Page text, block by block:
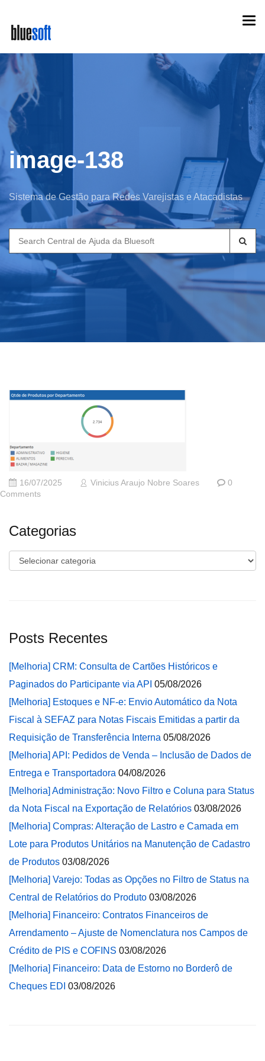
main
content
image-138
Sistema de Gestão para Redes Varejistas e Atacadistas
Search
for:
16/07/2025 Vinicius Araujo Nobre Soares
0
Comments
Categorias
Categorias
Posts Recentes
[Melhoria] CRM: Consulta de Cartões Históricos e
Paginados do Participante via API 05/08/2026
[Melhoria] Estoques e NF-e: Envio Automático da Nota
Fiscal à SEFAZ para Notas Fiscais Emitidas a partir da
Requisição de Transferência Interna 05/08/2026
[Melhoria] API: Pedidos de Venda – Inclusão de Dados de
Entrega e Transportadora 04/08/2026
[Melhoria] Administração: Novo Filtro e Coluna para Status
da Nota Fiscal na Exportação de Relatórios 03/08/2026
[Melhoria] Compras: Alteração de Lastro e Camada em
Lote para Produtos Unitários na Manutenção de Cadastro
de Produtos 03/08/2026
[Melhoria] Varejo: Todas as Opções no Filtro de Status na
Central de Relatórios do Produto 03/08/2026
[Melhoria] Financeiro: Contratos Financeiros de
Arrendamento – Ajuste de Nomenclatura nos Campos de
Crédito de PIS e COFINS 03/08/2026
[Melhoria] Financeiro: Data de Estorno no Borderô de
Cheques EDI 03/08/2026